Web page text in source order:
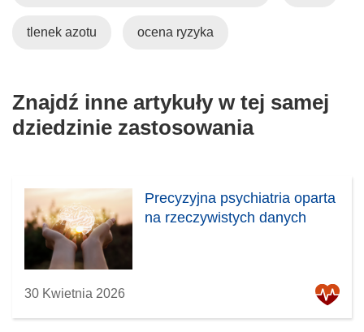
tlenek azotu ocena ryzyka
Znajdź inne artykuły w tej samej
dziedzinie zastosowania
Precyzyjna psychiatria oparta
na rzeczywistych danych
30 Kwietnia 2026